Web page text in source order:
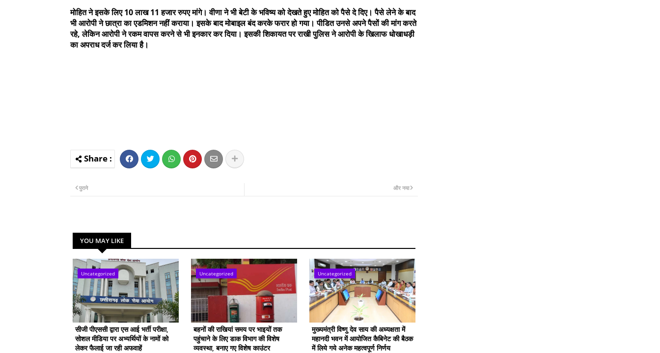
मोहित ने इसके लिए 10 लाख 11 हजार रुपए मांगे। वीणा ने भी बेटी के भविष्य को देखते हुए मोहित को पैसे दे दिए। पैसे लेने के बाद
भी आरोपी ने छात्रा का एडमिशन नहीं कराया। इसके बाद मोबाइल बंद करके फरार हो गया। पीडित उनसे अपने पैसों की मांग करते
रहे, लेकिन आरोपी ने रकम वापस करने से भी इनकार कर दिया। इसकी शिकायत पर राखी पुलिस ने आरोपी के खिलाफ धोखाधड़ी
का अपराध दर्ज कर लिया है।
और नया
पुराने
YOU MAY LIKE
Uncategorized
सीजी पीएससी द्वारा एस आई भर्ती परीक्षा,
सोशल मीडिया पर अभ्यर्थियों के नामों को
लेकर फैलाई जा रही अफवाहें
Uncategorized
बहनों की राखियां समय पर भाइयों तक
पहुंचाने के लिए डाक विभाग की विशेष
व्यवस्था, बनाए गए विशेष काउंटर
Uncategorized
मुख्यमंत्री विष्णु देव साय की अध्यक्षता में
महानदी भवन में आयोजित कैबिनेट की बैठक
में लिये गये अनेक महत्वपूर्ण निर्णय